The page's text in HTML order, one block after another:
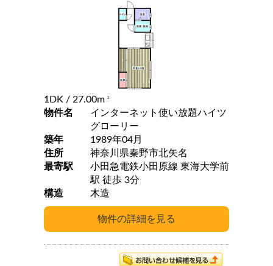
1DK / 27.00m 2
物件名
インターネット使い放題ハイツ
グローリー
築年
1989年04月
住所
神奈川県秦野市北矢名
最寄駅
小田急電鉄小田原線 東海大学前
駅 徒歩 3分
構造
木造